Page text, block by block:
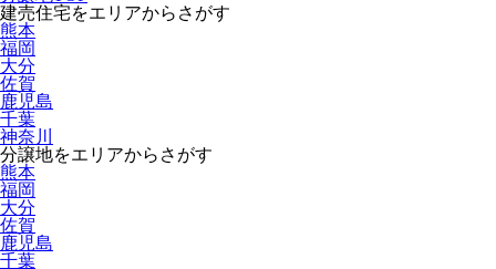
建売住宅をエリアからさがす
熊本
福岡
大分
佐賀
鹿児島
千葉
神奈川
分譲地をエリアからさがす
熊本
福岡
大分
佐賀
鹿児島
千葉